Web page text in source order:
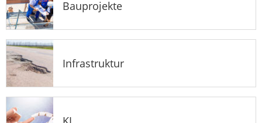
Bauprojekte
Infrastruktur